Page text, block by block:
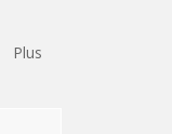
Plus